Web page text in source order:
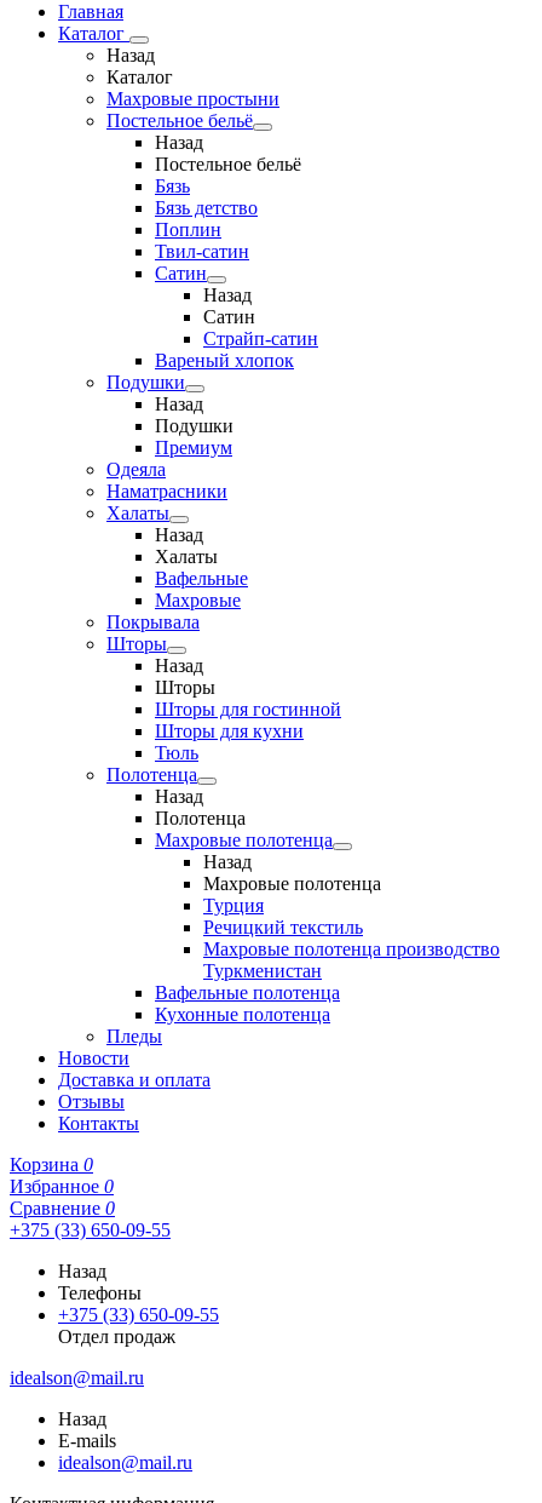
Главная
Каталог
Назад
Каталог
Махровые простыни
Постельное бельё
Назад
Постельное бельё
Бязь
Бязь детство
Поплин
Твил-сатин
Сатин
Назад
Сатин
Страйп-сатин
Вареный хлопок
Подушки
Назад
Подушки
Премиум
Одеяла
Наматрасники
Халаты
Назад
Халаты
Вафельные
Махровые
Покрывала
Шторы
Назад
Шторы
Шторы для гостинной
Шторы для кухни
Тюль
Полотенца
Назад
Полотенца
Махровые полотенца
Назад
Махровые полотенца
Турция
Речицкий текстиль
Махровые полотенца производство
Туркменистан
Вафельные полотенца
Кухонные полотенца
Пледы
Новости
Доставка и оплата
Отзывы
Контакты
Корзина 0
Избранное 0
Сравнение 0
+375 (33) 650-09-55
Назад
Телефоны
+375 (33) 650-09-55
Отдел продаж
idealson@mail.ru
Назад
E-mails
idealson@mail.ru